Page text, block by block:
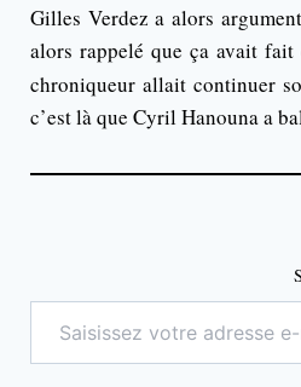
Gilles Verdez a alors
alors rappelé que ça avait
chroniqueur allait continuer
c’est là que Cyril Hanouna a